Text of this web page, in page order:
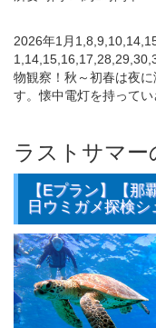
2026年1月
物観察！秋～初春は夜
す。懐中電灯を持ってい
ラストサマー
【Eプラン】【
日ウミガメ探検